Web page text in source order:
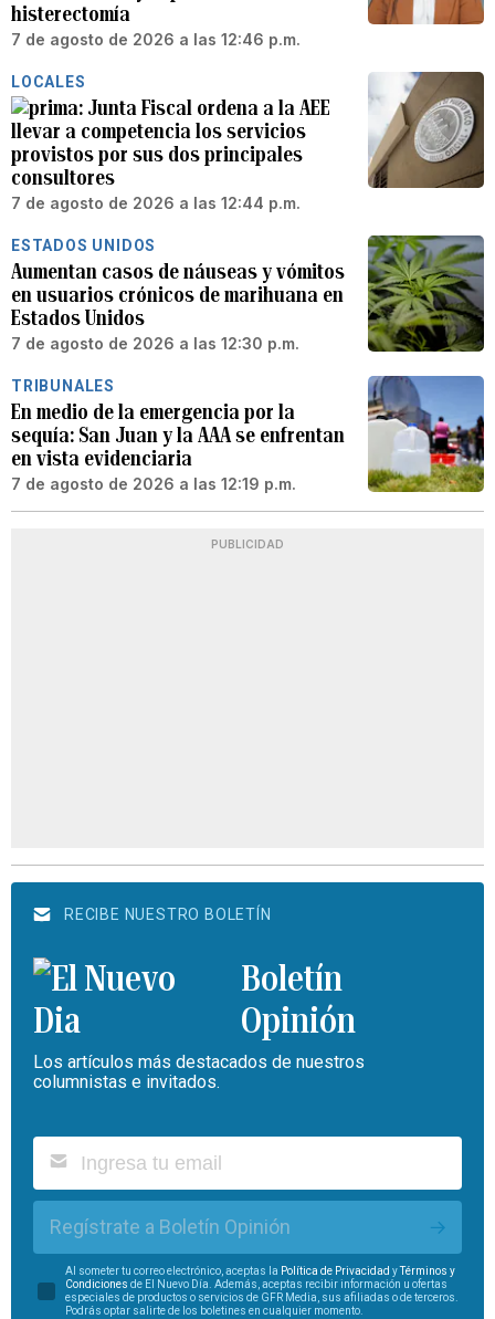
histerectomía
7 de agosto de 2026 a las 12:46 p.m.
LOCALES
Junta Fiscal ordena a la AEE
llevar a competencia los servicios
provistos por sus dos principales
consultores
7 de agosto de 2026 a las 12:44 p.m.
ESTADOS UNIDOS
Aumentan casos de náuseas y vómitos
en usuarios crónicos de marihuana en
Estados Unidos
7 de agosto de 2026 a las 12:30 p.m.
TRIBUNALES
En medio de la emergencia por la
sequía: San Juan y la AAA se enfrentan
en vista evidenciaria
7 de agosto de 2026 a las 12:19 p.m.
PUBLICIDAD
RECIBE NUESTRO BOLETÍN
Boletín
Opinión
Los artículos más destacados de nuestros
columnistas e invitados.
Regístrate a Boletín Opinión
Al someter tu correo electrónico, aceptas la Política de Privacidad yTérminos y
Condiciones de El Nuevo Día. Además, aceptas recibir información u ofertas
especiales de productos o servicios de GFR Media, sus afiliadas o de terceros.
Podrás optar salirte de los boletines en cualquier momento.